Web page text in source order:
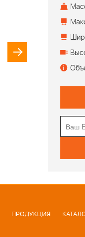
ПРОДУКЦИЯ